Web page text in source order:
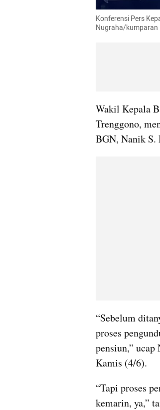
Konferensi Pers
Nugraha/kumparan
Wakil Kepala
Trenggono,
BGN, Nanik S.
“Sebelum
proses
pensiun,”
Kamis (4/6).
“Tapi proses
kemarin, ya,”